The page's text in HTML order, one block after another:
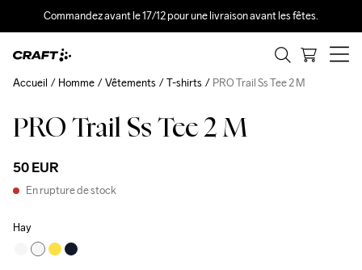
Commandez avant le 17/12 pour une livraison avant les fêtes.
PRO Trail Ss Tee 2 M
50 EUR
En rupture de stock
Hay
Accueil Homme Vêtements T-shirts PRO Trail Ss Tee 2 M